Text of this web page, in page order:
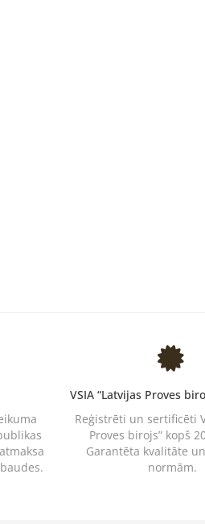
VSIA “Latvijas Proves
Reģistrēti un sertificēti
Proves birojs” kopš
Garantēta kvalitāte
normām.